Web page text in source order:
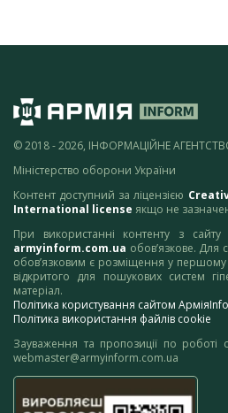
© 2018 - 2026, ІНФОРМАЦІЙНЕ
Міністерство оборони України
Контент доступний за ліцензією
International license якщо не
При використанні контенту з
armyinform.com.ua обов’язкове. Для
обов’язковим є розміщення у першому
відкритого для пошукових систем
матеріал.
Політика користування сайтом
Політика використання файлів cookie
Зауваження та пропозиції по роботі
webmaster@armyinform.com.ua